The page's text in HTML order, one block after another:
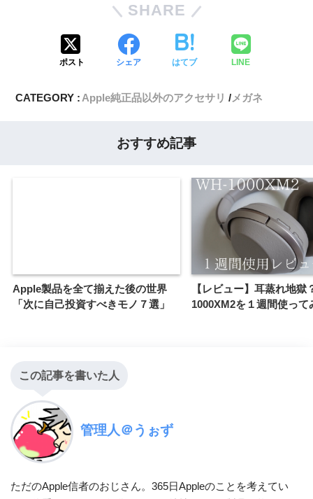
SHARE
ポスト シェア はてブ LINE
CATEGORY : Apple純正品以外のアクセサリ メガネ
おすすめ記事
Apple製品を全て揃えた後の世界
「次に自己投資すべきモノ７選」
【レビュー】耳蒸れ地獄
1000XM2を１週間使って
この記事を書いた人
管理人＠うぉず
ただのApple信者のおじさん。365日Appleのことを考えてい